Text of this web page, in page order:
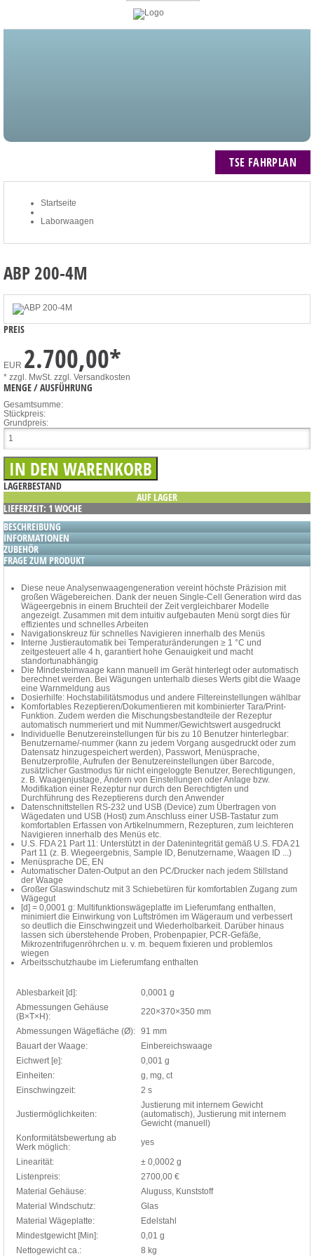
TSE FAHRPLAN
Startseite
Laborwaagen
ABP 200-4M
PREIS
EUR 2.700,00*
* zzgl. MwSt. zzgl. Versandkosten
MENGE / AUSFÜHRUNG
Gesamtsumme:
Stückpreis:
Grundpreis:
LAGERBESTAND
AUF LAGER
LIEFERZEIT: 1 WOCHE
BESCHREIBUNG
INFORMATIONEN
ZUBEHÖR
FRAGE ZUM PRODUKT
Diese neue Analysenwaagengeneration vereint höchste Präzision mit
großen Wägebereichen. Dank der neuen Single-Cell Generation wird das
Wägeergebnis in einem Bruchteil der Zeit vergleichbarer Modelle
angezeigt. Zusammen mit dem intuitiv aufgebauten Menü sorgt dies für
effizientes und schnelles Arbeiten
Navigationskreuz für schnelles Navigieren innerhalb des Menüs
Interne Justierautomatik bei Temperaturänderungen ≥ 1 °C und
zeitgesteuert alle 4 h, garantiert hohe Genauigkeit und macht
standortunabhängig
Die Mindesteinwaage kann manuell im Gerät hinterlegt oder automatisch
berechnet werden. Bei Wägungen unterhalb dieses Werts gibt die Waage
eine Warnmeldung aus
Dosierhilfe: Hochstabilitätsmodus und andere Filtereinstellungen wählbar
Komfortables Rezeptieren/Dokumentieren mit kombinierter Tara/Print-
Funktion. Zudem werden die Mischungsbestandteile der Rezeptur
automatisch nummeriert und mit Nummer/Gewichtswert ausgedruckt
Individuelle Benutzereinstellungen für bis zu 10 Benutzer hinterlegbar:
Benutzername/-nummer (kann zu jedem Vorgang ausgedruckt oder zum
Datensatz hinzugespeichert werden), Passwort, Menüsprache,
Benutzerprofile, Aufrufen der Benutzereinstellungen über Barcode,
zusätzlicher Gastmodus für nicht eingeloggte Benutzer, Berechtigungen,
z. B. Waagenjustage, Ändern von Einstellungen oder Anlage bzw.
Modifikation einer Rezeptur nur durch den Berechtigten und
Durchführung des Rezeptierens durch den Anwender
Datenschnittstellen RS-232 und USB (Device) zum Übertragen von
Wägedaten und USB (Host) zum Anschluss einer USB-Tastatur zum
komfortablen Erfassen von Artikelnummern, Rezepturen, zum leichteren
Navigieren innerhalb des Menüs etc.
U.S. FDA 21 Part 11: Unterstützt in der Datenintegrität gemäß U.S. FDA 21
Part 11 (z. B. Wiegeergebnis, Sample ID, Benutzername, Waagen ID ...)
Menüsprache DE, EN
Automatischer Daten-Output an den PC/Drucker nach jedem Stillstand
der Waage
Großer Glaswindschutz mit 3 Schiebetüren für komfortablen Zugang zum
Wägegut
[d] = 0,0001 g: Multifunktionswägeplatte im Lieferumfang enthalten,
minimiert die Einwirkung von Luftströmen im Wägeraum und verbessert
so deutlich die Einschwingzeit und Wiederholbarkeit. Darüber hinaus
lassen sich überstehende Proben, Probenpapier, PCR-Gefäße,
Mikrozentrifugenröhrchen u. v. m. bequem fixieren und problemlos
wiegen
Arbeitsschutzhaube im Lieferumfang enthalten
Ablesbarkeit [d]:
0,0001 g
Abmessungen Gehäuse
(B×T×H):
220×370×350 mm
Abmessungen Wägefläche (Ø): 91 mm
Bauart der Waage:
Einbereichswaage
Eichwert [e]:
0,001 g
Einheiten:
g, mg, ct
Einschwingzeit:
2 s
Justiermöglichkeiten:
Justierung mit internem Gewicht
(automatisch), Justierung mit internem
Gewicht (manuell)
Konformitätsbewertung ab
Werk möglich:
yes
Linearität:
± 0,0002 g
Listenpreis:
2700,00 €
Material Gehäuse:
Aluguss, Kunststoff
Material Windschutz:
Glas
Material Wägeplatte:
Edelstahl
Mindestgewicht [Min]:
0,01 g
Nettogewicht ca.:
8 kg